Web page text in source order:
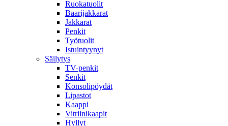
Ruokatuolit
Baarijakkarat
Jakkarat
Penkit
Työtuolit
Istuintyynyt
Säilytys
TV-penkit
Senkit
Konsolipöydät
Lipastot
Kaappi
Vitriinikaapit
Hyllyt